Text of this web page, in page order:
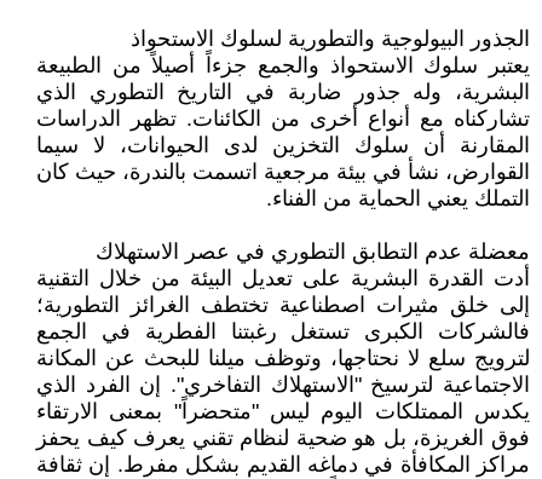
الجذور البيولوجية والتطورية لسلوك الاستحواذ
يعتبر سلوك الاستحواذ والجمع جزءاً أصيلاً من الطبيعة
البشرية، وله جذور ضاربة في التاريخ التطوري الذي
تشاركناه مع أنواع أخرى من الكائنات. تظهر الدراسات
المقارنة أن سلوك التخزين لدى الحيوانات، لا سيما
القوارض، نشأ في بيئة مرجعية اتسمت بالندرة، حيث كان
التملك يعني الحماية من الفناء.
معضلة عدم التطابق التطوري في عصر الاستهلاك
أدت القدرة البشرية على تعديل البيئة من خلال التقنية
إلى خلق مثيرات اصطناعية تختطف الغرائز التطورية؛
فالشركات الكبرى تستغل رغبتنا الفطرية في الجمع
لترويج سلع لا نحتاجها، وتوظف ميلنا للبحث عن المكانة
الاجتماعية لترسيخ "الاستهلاك التفاخري". إن الفرد الذي
يكدس الممتلكات اليوم ليس "متحضراً" بمعنى الارتقاء
فوق الغريزة، بل هو ضحية لنظام تقني يعرف كيف يحفز
مراكز المكافأة في دماغه القديم بشكل مفرط. إن ثقافة